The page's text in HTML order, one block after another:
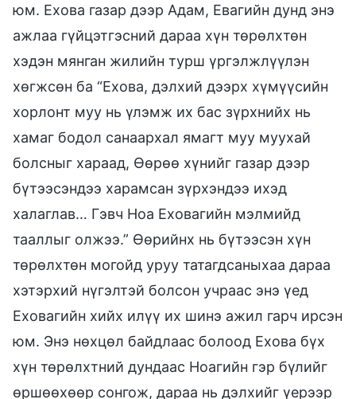
юм. Ехова газар дээр Адам, Евагийн дунд энэ
ажлаа гүйцэтгэсний дараа хүн төрөлхтөн
хэдэн мянган жилийн турш үргэлжлүүлэн
хөгжсөн ба “Ехова, дэлхий дээрх хүмүүсийн
хорлонт муу нь үлэмж их бас зүрхнийх нь
хамаг бодол санаархал ямагт муу муухай
болсныг хараад, Өөрөө хүнийг газар дээр
бүтээсэндээ харамсан зүрхэндээ ихэд
халаглав… Гэвч Ноа Еховагийн мэлмийд
тааллыг олжээ.” Өөрийнх нь бүтээсэн хүн
төрөлхтөн могойд уруу татагдсаныхаа дараа
хэтэрхий нүгэлтэй болсон учраас энэ үед
Еховагийн хийх илүү их шинэ ажил гарч ирсэн
юм. Энэ нөхцөл байдлаас болоод Ехова бүх
хүн төрөлхтний дундаас Ноагийн гэр бүлийг
өршөөхөөр сонгож, дараа нь дэлхийг үерээр